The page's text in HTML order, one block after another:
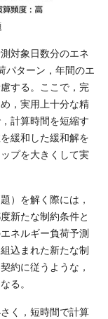
対象日数分のエネ
パターン，年間のエ
する。ここで，完
，実用上十分な精
計算時間を短縮す
緩和した緩和解を
プを大きくして実
）を解く際には，
新たな制約条件と
ネルギー負荷予測
込まれた新たな制
約に従うような，
る。
く，短時間で計算